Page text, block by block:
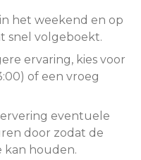
het weekend en op
snel volgeboekt.
ervaring, kies voor
of een vroeg
eventuele
door zodat de
kan houden.